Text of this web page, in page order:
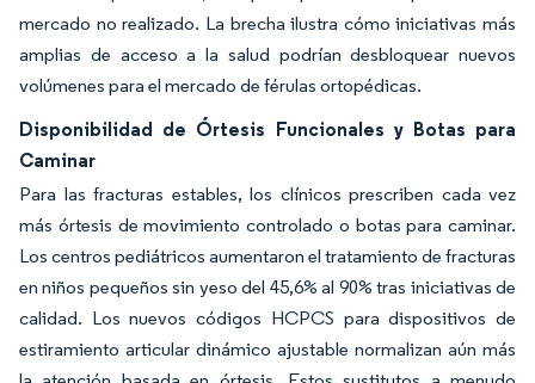
mercado no realizado. La brecha ilustra cómo iniciativas más
amplias de acceso a la salud podrían desbloquear nuevos
volúmenes para el mercado de férulas ortopédicas.
Disponibilidad de Órtesis Funcionales y Botas para
Caminar
Para las fracturas estables, los clínicos prescriben cada vez
más órtesis de movimiento controlado o botas para caminar.
Los centros pediátricos aumentaron el tratamiento de fracturas
en niños pequeños sin yeso del 45,6% al 90% tras iniciativas de
calidad. Los nuevos códigos HCPCS para dispositivos de
estiramiento articular dinámico ajustable normalizan aún más